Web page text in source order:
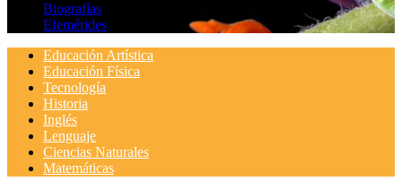
Biografías
Efemérides
Educación Artística
Educación Física
Tecnología
Historia
Inglés
Lenguaje
Ciencias Naturales
Matemáticas